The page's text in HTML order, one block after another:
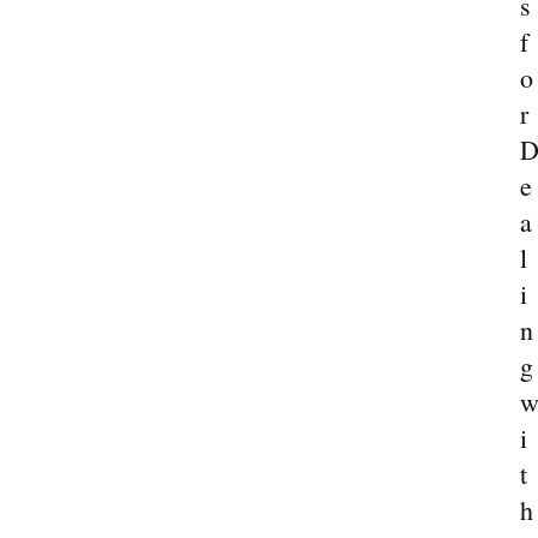
f
o
r
D
e
a
l
i
n
g
w
i
t
h